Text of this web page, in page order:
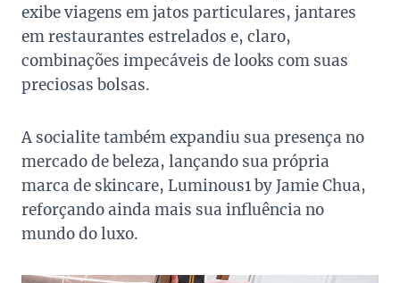
exibe viagens em jatos particulares, jantares
em restaurantes estrelados e, claro,
combinações impecáveis de looks com suas
preciosas bolsas.
A socialite também expandiu sua presença no
mercado de beleza, lançando sua própria
marca de skincare, Luminous1 by Jamie Chua,
reforçando ainda mais sua influência no
mundo do luxo.